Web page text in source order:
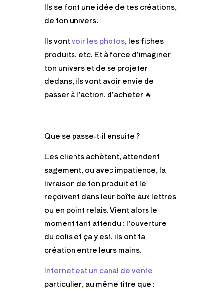
Ils se font une idée de tes créations,
de ton univers.
Ils vontvoir les photos, les fiches
produits, etc. Et à force d’imaginer
ton univers et de se projeter
dedans, ils vont avoir envie de
passer à l’action, d’acheter 🔥
Que se passe-t-il ensuite ?
Les clients achètent, attendent
sagement, ou avec impatience, la
livraison de ton produit et le
reçoivent dans leur boîte aux lettres
ou en point relais. Vient alors le
moment tant attendu : l’ouverture
du colis et ça y est, ils ont ta
création entre leurs mains.
Internet est un canal de vente
particulier, au même titre que :